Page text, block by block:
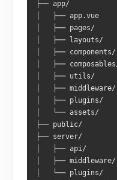
├── server/
│   ├── api/
│   ├── middleware/
│   └── plugins/
├── nuxt.config.ts
├── tsconfig.json
两点特别要记住：
app/ 下的所有内容都被
composable 都不需要写
server/ 跑在 Nitro 上
├── server/
│   ├── api/
│   ├── middleware/
│   └── plugins/
├── nuxt.config.ts
├── tsconfig.json
兩點必須記住：
app/ 下的內容皆自動匯
毋須手動
import 。
server/ 執行於 Nitro
├── app/
│   ├── app.vue
│   ├── pages/
│   ├── layouts/
│   ├──
│   ├──
│   ├── utils/
│   ├──
│   ├── plugins/
│   └── assets/
├── public/
├── server/
│   ├── api/
│   ├──
│   └── plugins/